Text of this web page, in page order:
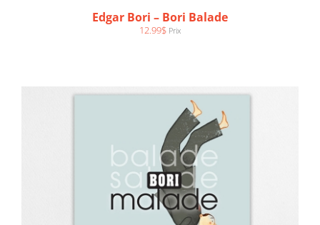
Edgar Bori – Bori Balade
12.99$ Prix